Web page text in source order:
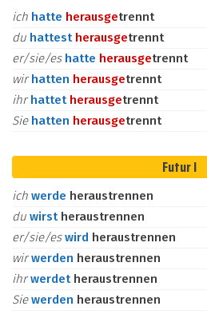
ich hatte herausgetrennt
du hattest herausgetrennt
er/sie/es hatte herausgetrennt
wirhatten herausgetrennt
ihrhattet herausgetrennt
Sie hatten herausgetrennt
Futur I
ich werde heraustrennen
du wirst heraustrennen
er/sie/eswird heraustrennen
wirwerden heraustrennen
ihrwerdet heraustrennen
Siewerden heraustrennen